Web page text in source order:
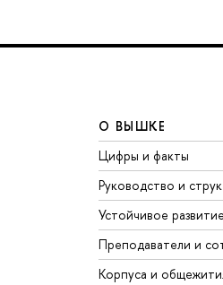
О ВЫШКЕ
Цифры и факты
Руководство и
Устойчивое
Преподаватели и
Корпуса и